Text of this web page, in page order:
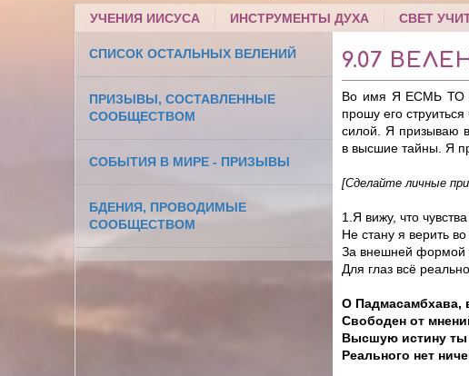
УЧЕНИЯ ИИСУСА ИНСТРУМЕНТЫ ДУХА СВЕТ
СПИСОК ОСТАЛЬНЫХ ВЕЛЕНИЙ
ПРИЗЫВЫ, СОСТАВЛЕННЫЕ
СООБЩЕСТВОМ
СОБЫТИЯ В МИРЕ - ПРИЗЫВЫ
БДЕНИЯ, ПРОВОДИМЫЕ
СООБЩЕСТВОМ
9.07
Во имя Я ЕСМЬ ТО
прошу его
силой. Я призываю
в высшие тайны. Я
[Сделайте личные
1.Я вижу, что
Не стану я верить
За внешней формой
Для глаз всё
О Падмасамбхава,
Свободен от
Высшую истину ты
Реального нет